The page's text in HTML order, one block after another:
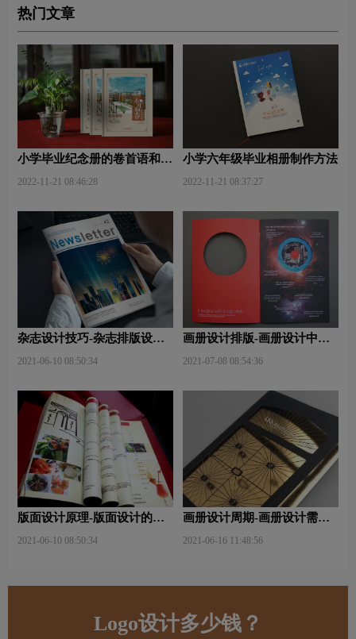
热门文章
小学毕业纪念册的卷首语和卷
2022-11-21 08:46:28
小学六年级毕业相册制作方法
2022-11-21 08:37:27
杂志设计技巧-杂志排版设计
2021-06-10 08:50:34
画册设计排版-画册设计中图
2021-07-08 08:54:36
版面设计原理-版面设计的原
2021-06-10 08:50:34
画册设计周期-画册设计需要
2021-06-16 11:48:56
Logo设计多少钱？